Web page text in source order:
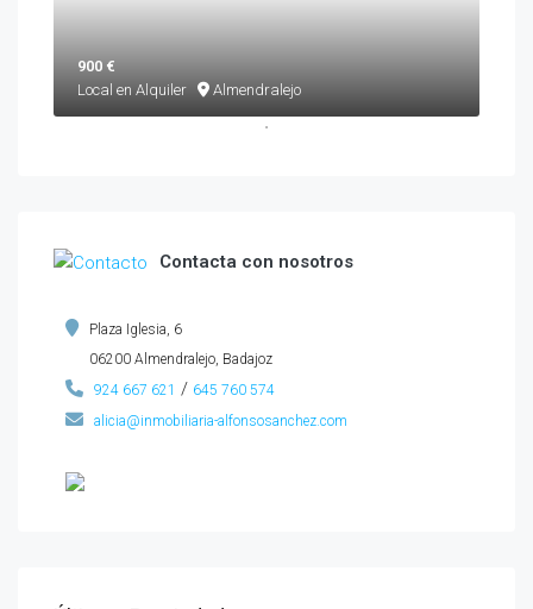
900 €
Local en Alquiler
Almendralejo
Contacta con nosotros
Plaza Iglesia, 6
06200 Almendralejo, Badajoz
924 667 621 / 645 760 574
alicia@inmobiliaria-alfonsosanchez.com